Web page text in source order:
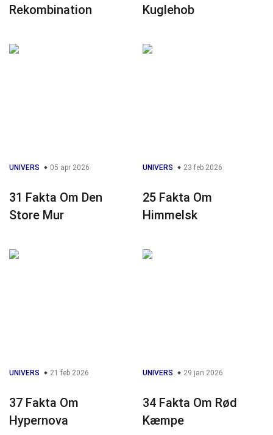
Rekombination
Kuglehob
UNIVERS 05 apr 2026
31 Fakta Om Den
Store Mur
UNIVERS 23 feb 2026
25 Fakta Om
Himmelsk
UNIVERS 21 feb 2026
37 Fakta Om
Hypernova
UNIVERS 29 jan 2026
34 Fakta Om Rød
Kæmpe